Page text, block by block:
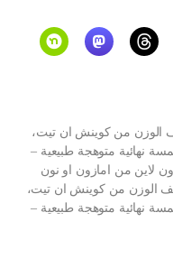
الوزن من كوينش ان تيت،
نهائية متوهجة طبيعية –
لاين من امازون او نون
الوزن من كوينش ان تيت،
نهائية متوهجة طبيعية –